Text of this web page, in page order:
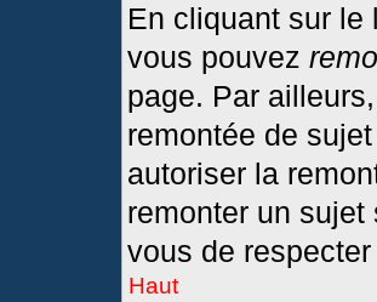
En cliquant sur le
vous pouvez
page. Par
remontée de
autoriser la
remonter un
vous de
Haut